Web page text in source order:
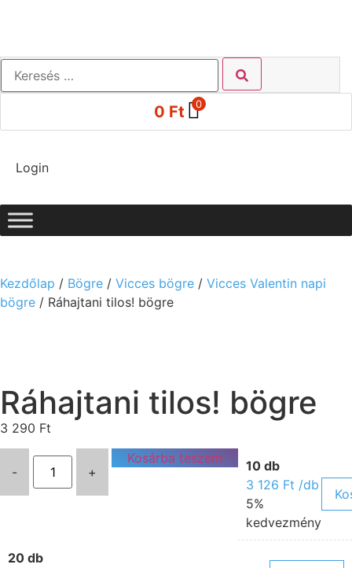
0 Ft 0
Login
Kezdőlap / Bögre / Vicces bögre / Vicces Valentin napi
bögre / Ráhajtani tilos! bögre
Ráhajtani tilos! bögre
3 290 Ft
- +
Kosárba teszem
10 db
3 126 Ft /db
5%
kedvezmény
20 db